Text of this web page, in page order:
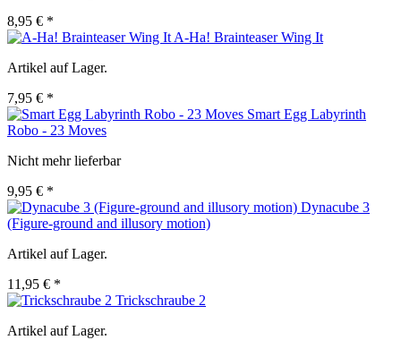
8,95 € *
A-Ha! Brainteaser Wing It
Artikel auf Lager.
7,95 € *
Smart Egg Labyrinth
Robo - 23 Moves
Nicht mehr lieferbar
9,95 € *
Dynacube 3
(Figure-ground and illusory motion)
Artikel auf Lager.
11,95 € *
Trickschraube 2
Artikel auf Lager.